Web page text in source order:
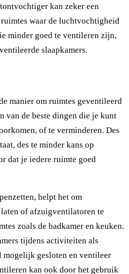
kan zeker een
waar de luchtvochtigheid
minder goed te ventileren zijn,
slaapkamers.
manier om ruimtes geventileerd
van de beste dingen die je kunt
of te verminderen. Des
des te minder kans op
dat je iedere ruimte goed
helpt het om
of afzuigventilatoren te
zoals de badkamer en keuken.
tijdens activiteiten als
mogelijk gesloten en ventileer
kan ook door het gebruik